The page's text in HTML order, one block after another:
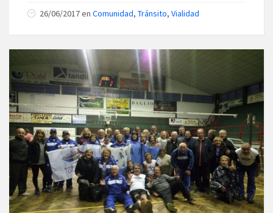
26/06/2017en Comunidad, Tránsito, Vialidad